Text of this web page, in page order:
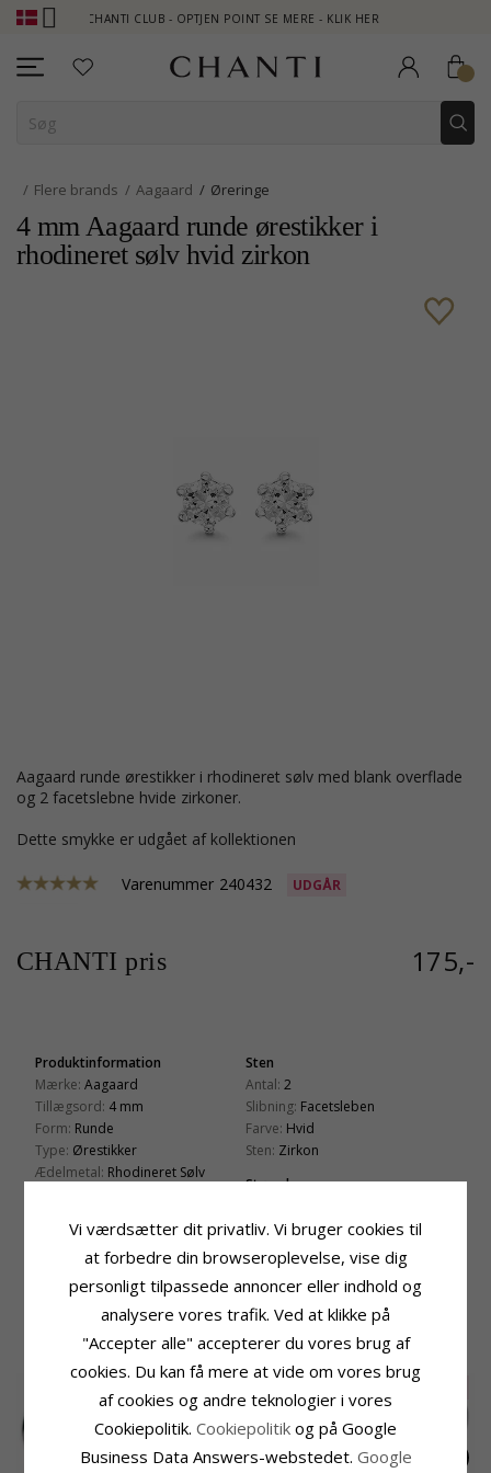
CHANTI CLUB - OPTJEN POINT SE MERE - KLIK HER
Flere brands Aagaard Øreringe
4 mm Aagaard runde ørestikker i
rhodineret sølv hvid zirkon
Aagaard runde ørestikker i rhodineret sølv med blank overflade
og 2 facetslebne hvide zirkoner.
Dette smykke er udgået af kollektionen
Varenummer 240432 UDGÅR
CHANTI pris 175,-
Produktinformation
Mærke: Aagaard
Tillægsord: 4 mm
Form: Runde
Type: Ørestikker
Ædelmetal: Rhodineret Sølv
Sten
Antal: 2
Slibning: Facetsleben
Farve: Hvid
Sten: Zirkon
Størrelse
Leveringstid
Leveringstid:2-3 Hverdage
KUNDER DER HAR KØBT DENNE HAR
OGSÁ KØBT
Vi værdsætter dit privatliv. Vi bruger cookies til
at forbedre din browseroplevelse, vise dig
personligt tilpassede annoncer eller indhold og
analysere vores trafik. Ved at klikke på
"Accepter alle" accepterer du vores brug af
cookies. Du kan få mere at vide om vores brug
af cookies og andre teknologier i vores
Cookiepolitik. Cookiepolitik og på Google
Business Data Answers-webstedet. Google